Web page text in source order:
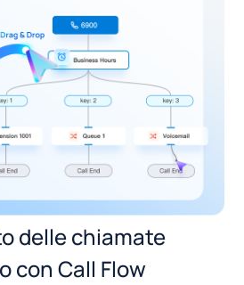
delle chiamate
con Call Flow